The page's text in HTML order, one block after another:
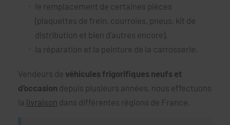
le remplacement de certaines pièces
(plaquettes de frein, courroies, pneus, kit de
distribution et bien d’autres encore),
la réparation et la peinture de la carrosserie.
Vendeurs de véhicules frigorifiques neufs et
d’occasion depuis plusieurs années, nous effectuons
la livraison dans différentes régions de France.